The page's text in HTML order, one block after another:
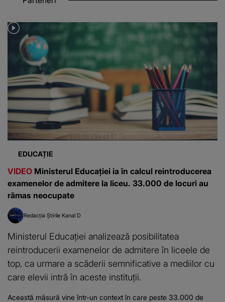
EDUCAȚIE
VIDEO Ministerul Educației ia în calcul reintroducerea
examenelor de admitere la liceu. 33.000 de locuri au
rămas neocupate
Redacția Știrile Kanal D
Ministerul Educației analizează posibilitatea
reintroducerii examenelor de admitere în liceele de
top, ca urmare a scăderii semnificative a mediilor cu
care elevii intră în aceste instituții.
Această măsură vine într-un context în care peste 33.000 de